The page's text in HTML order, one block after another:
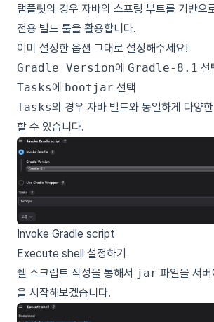
탬플릿의 경우 자바의 스프링 부트를 기반으
전용 빌드 툴을 활용합니다.
이미 설정한 옵션 그대로 설정해주세요!
Gradle Version에 Gradle-8.1 선
Tasks에 bootjar 선택
Tasks의 경우 자바 빌드와 동일하게 다양
할 수 있습니다.
Invoke Gradle script
Execute shell 설정하기
쉘 스크립트 작성을 통해서 jar 파일을 서
을 시작해보겠습니다.